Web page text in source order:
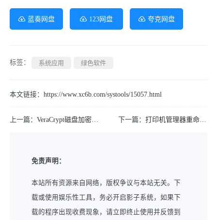
蓝奏网盘 123网盘 夸克网盘
标签： 系统应用 绿色软件
本文链接： https://www.xc6b.com/systools/15057.html
上一篇： VeraCrypt磁盘加密v1.26.24绿色便携版 下一篇：打印机管理器重命名清理打印安装删除重启打印
免责声明：
本站所有资源来自网络，版权争议与本站无关。下
载或使用娱乐性工具，务必开启影子系统，如果下
载的程序出现收费现象，请立即终止使用并反馈到